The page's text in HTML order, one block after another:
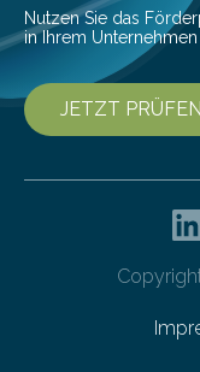
Nutzen Sie das
in Ihrem
JETZT PRÜFEN